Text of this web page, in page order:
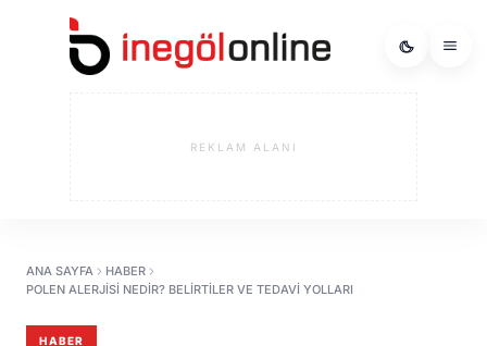
REKLAM ALANI
ANA SAYFA
HABER
POLEN ALERJISI NEDIR? BELIRTILER VE TEDAVI YOLLARI
HABER